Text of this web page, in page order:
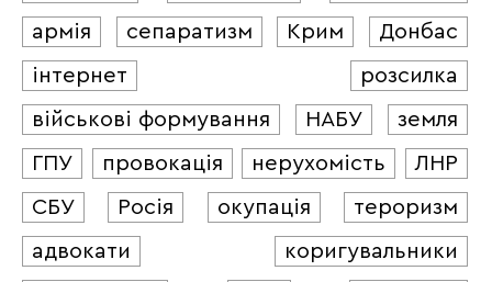
армія
сепаратизм Крим
Донбас
інтернет
розсилка
військові формування
НАБУ
земля
ГПУ
провокація нерухомість
ЛНР
СБУ
Росія окупація
тероризм
адвокати
коригувальники